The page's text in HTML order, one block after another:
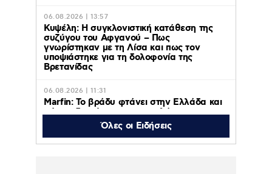
06.08.2026 | 13:57
Κυψέλη: Η συγκλονιστική κατάθεση της
συζύγου του Αφγανού – Πως
γνωρίστηκαν με τη Λίσα και πως τον
υποψιάστηκε για τη δολοφονία της
Βρετανίδας
06.08.2026 | 11:31
Marfin: Το βράδυ φτάνει στην Ελλάδα και
αύριο οδηγείται σε εισαγγελέα και
ανακριτή η 46χρονη κατηγορούμενη για
τον εμπρησμό της τράπεζας
Όλες οι Ειδήσεις